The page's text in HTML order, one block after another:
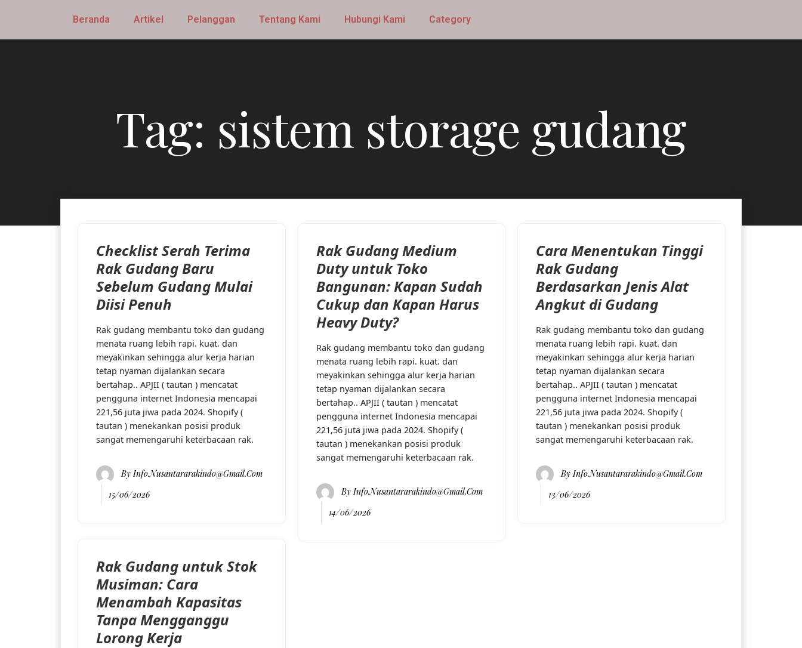
Beranda Artikel Pelanggan Tentang Kami Hubungi Kami Category
Tag: sistem storage gudang
Checklist Serah Terima
Rak Gudang Baru
Sebelum Gudang Mulai
Diisi Penuh
Rak gudang membantu toko dan gudang
menata ruang lebih rapi. kuat. dan
meyakinkan sehingga alur kerja harian
tetap nyaman dijalankan secara
bertahap.. APJII ( tautan ) mencatat
pengguna internet Indonesia mencapai
221,56 juta jiwa pada 2024. Shopify (
tautan ) menekankan posisi produk
sangat memengaruhi keterbacaan rak.
ByInfo.nusantararakindo@gmail.com
15/06/2026
Rak Gudang Medium
Duty untuk Toko
Bangunan: Kapan Sudah
Cukup dan Kapan Harus
Heavy Duty?
Rak gudang membantu toko dan gudang
menata ruang lebih rapi. kuat. dan
meyakinkan sehingga alur kerja harian
tetap nyaman dijalankan secara
bertahap.. APJII ( tautan ) mencatat
pengguna internet Indonesia mencapai
221,56 juta jiwa pada 2024. Shopify (
tautan ) menekankan posisi produk
sangat memengaruhi keterbacaan rak.
ByInfo.nusantararakindo@gmail.com
14/06/2026
Cara Menentukan Tinggi
Rak Gudang
Berdasarkan Jenis Alat
Angkut di Gudang
Rak gudang membantu toko dan gudang
menata ruang lebih rapi. kuat. dan
meyakinkan sehingga alur kerja harian
tetap nyaman dijalankan secara
bertahap.. APJII ( tautan ) mencatat
pengguna internet Indonesia mencapai
221,56 juta jiwa pada 2024. Shopify (
tautan ) menekankan posisi produk
sangat memengaruhi keterbacaan rak.
ByInfo.nusantararakindo@gmail.com
13/06/2026
Rak Gudang untuk Stok
Musiman: Cara
Menambah Kapasitas
Tanpa Mengganggu
Lorong Kerja